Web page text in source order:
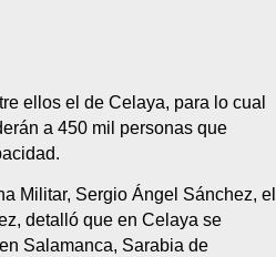
ellos el de Celaya, para lo cual
a 450 mil personas que
Militar, Sergio Ángel Sánchez, el
detalló que en Celaya se
Salamanca, Sarabia de